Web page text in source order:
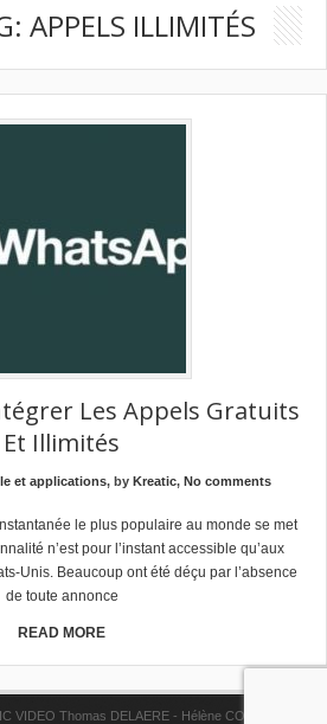
APPELS ILLIMITÉS
Les Appels Gratuits
Et Illimités
et applications, by Kreatic, No comments
le plus populaire au monde se met
n’est pour l’instant accessible qu’aux
Unis. Beaucoup ont été déçu par l’absence
de toute annonce
READ MORE
VIDEO Thomas DELAERE - Hélène COPPE